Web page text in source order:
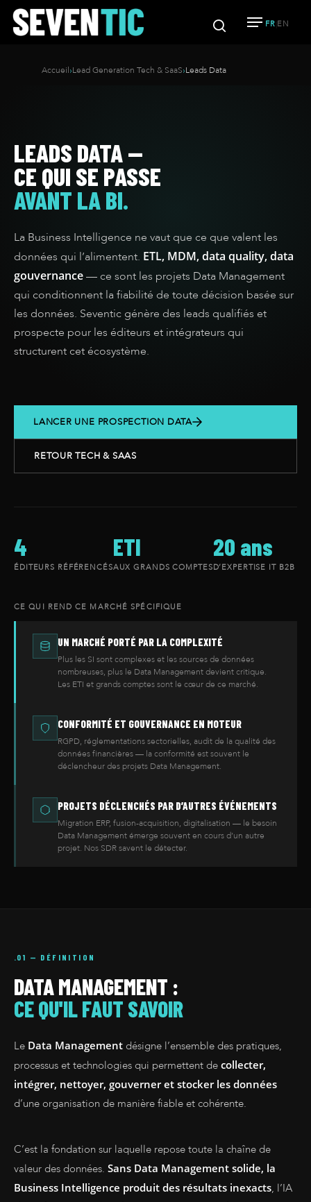
FR EN
Accueil›Lead Generation Tech & SaaS›Leads Data
LEADS DATA —
CE QUI SE PASSE
AVANT LA BI.
La Business Intelligence ne vaut que ce que valent les
données qui l’alimentent. ETL, MDM, data quality, data
gouvernance— ce sont les projets Data Management
qui conditionnent la fiabilité de toute décision basée sur
les données. Seventic génère des leads qualifiés et
prospecte pour les éditeurs et intégrateurs qui
structurent cet écosystème.
LANCER UNE PROSPECTION DATA
RETOUR TECH & SAAS
4
ÉDITEURS RÉFÉRENCÉS
ETI
AUX GRANDS COMPTES
20 ans
D’EXPERTISE IT B2B
CE QUI REND CE MARCHÉ SPÉCIFIQUE
UN MARCHÉ PORTÉ PAR LA COMPLEXITÉ
Plus les SI sont complexes et les sources de données
nombreuses, plus le Data Management devient critique.
Les ETI et grands comptes sont le cœur de ce marché.
CONFORMITÉ ET GOUVERNANCE EN MOTEUR
RGPD, réglementations sectorielles, audit de la qualité des
données financières — la conformité est souvent le
déclencheur des projets Data Management.
PROJETS DÉCLENCHÉS PAR D’AUTRES ÉVÉNEMENTS
Migration ERP, fusion-acquisition, digitalisation — le besoin
Data Management émerge souvent en cours d’un autre
projet. Nos SDR savent le détecter.
.01 — DÉFINITION
DATA MANAGEMENT :
CE QU'IL FAUT SAVOIR
Le Data Management désigne l’ensemble des pratiques,
processus et technologies qui permettent de collecter,
intégrer, nettoyer, gouverner et stocker les données
d’une organisation de manière fiable et cohérente.
C’est la fondation sur laquelle repose toute la chaîne de
valeur des données. Sans Data Management solide, la
Business Intelligence produit des résultats inexacts, l’IA